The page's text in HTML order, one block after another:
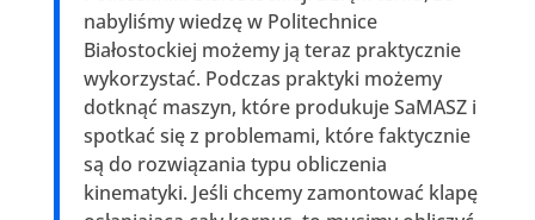
nabyliśmy wiedzę w Politechnice
Białostockiej możemy ją teraz praktycznie
wykorzystać. Podczas praktyki możemy
dotknąć maszyn, które produkuje SaMASZ i
spotkać się z problemami, które faktycznie
są do rozwiązania typu obliczenia
kinematyki. Jeśli chcemy zamontować klapę